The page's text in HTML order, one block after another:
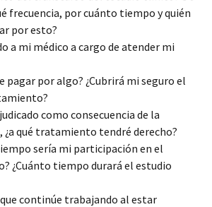
frecuencia, por cuánto tiempo y quién
por esto?
a mi médico a cargo de atender mi
pagar por algo? ¿Cubrirá mi seguro el
como consecuencia de la
¿a qué tratamiento tendré derecho?
sería mi participación en el
¿Cuánto tiempo durará el estudio
que continúe trabajando al estar